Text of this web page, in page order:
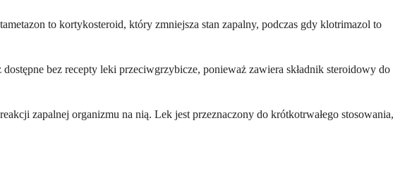
to kortykosteroid, który zmniejsza stan zapalny, podczas gdy klotrimazol to
bez recepty leki przeciwgrzybicze, ponieważ zawiera składnik steroidowy do
zapalnej organizmu na nią. Lek jest przeznaczony do krótkotrwałego stosowania,